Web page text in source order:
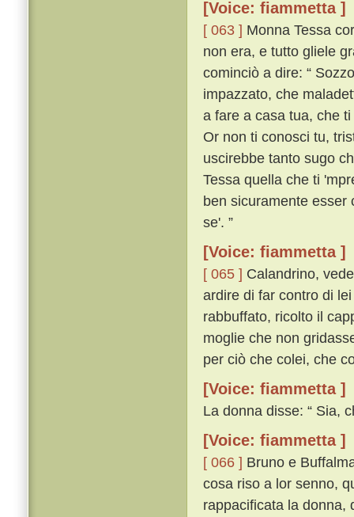
[Voice: fiammetta ]
[ 063 ] Monna Tessa
non era, e tutto gliele
cominciò a dire: “
impazzato, che
a fare a casa tua, che
Or non ti conosci tu,
uscirebbe tanto sugo
Tessa quella che ti
ben sicuramente esser
se'. ”
[Voice: fiammetta ]
[ 065 ] Calandrino,
ardire di far contro di
rabbuffato, ricolto il
moglie che non
per ciò che colei, che
[Voice: fiammetta ]
La donna disse: “ Sia,
[Voice: fiammetta ]
[ 066 ] Bruno e
cosa riso a lor senno,
rappacificata la donna,